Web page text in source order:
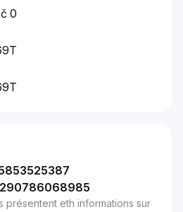
0
présentent eth informations sur